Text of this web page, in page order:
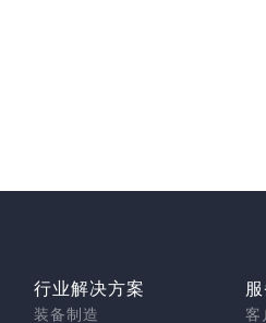
行业解决方案
装备制造
客